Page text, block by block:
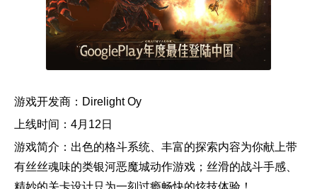
游戏开发商：Direlight Oy
上线时间：4月12日
游戏简介：出色的格斗系统、丰富的探索内容为你献上带
有丝丝魂味的类银河恶魔城动作游戏；丝滑的战斗手感、